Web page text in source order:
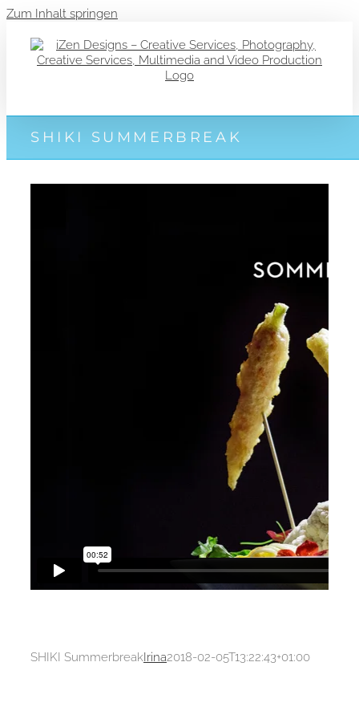
Zum Inhalt springen
SHIKI SUMMERBREAK
SHIKI SummerbreakIrina2018-02-05T13:22:43+01:00